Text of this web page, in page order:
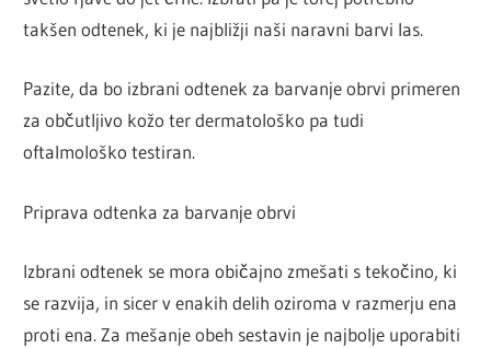
takšen odtenek, ki je najbližji naši naravni barvi las.
Pazite, da bo izbrani odtenek za barvanje obrvi primeren
za občutljivo kožo ter dermatološko pa tudi
oftalmološko testiran.
Priprava odtenka za barvanje obrvi
Izbrani odtenek se mora običajno zmešati s tekočino, ki
se razvija, in sicer v enakih delih oziroma v razmerju ena
proti ena. Za mešanje obeh sestavin je najbolje uporabiti